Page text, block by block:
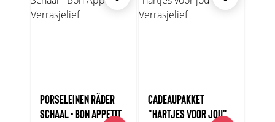
PORSELEINEN RÄDER
SCHAAL - BON APPETIT
CADEAUPAKKET
"HARTJES VOOR JOU"